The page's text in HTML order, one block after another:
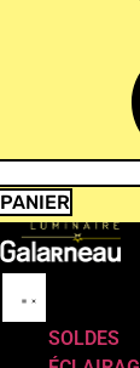
PANIER
SOLDES